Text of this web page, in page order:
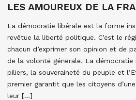
LES AMOUREUX DE LA
La démocratie libérale est la forme
revêtue la liberté politique. C’est le
chacun d’exprimer son opinion et de
de la volonté générale. La démocratie
piliers, la souveraineté du peuple et
premier garantit que les citoyens
leur […]